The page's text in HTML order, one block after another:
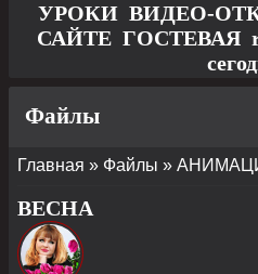
УРОКИ ВИДЕО-
САЙТЕ ГОСТЕВАЯ
Файлы
Главная » Файлы »
ВЕСНА